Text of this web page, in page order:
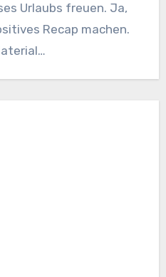
Urlaubs freuen. Ja,
Recap machen.